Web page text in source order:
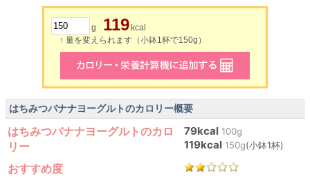
g 119 kcal
↑ 量を変えられます（小鉢1杯で150g）
はちみつバナナヨーグルトのカロリー概要
はちみつバナナヨーグルトのカロ
リー
79kcal 100g
119kcal 150g(小鉢1杯)
おすすめ度